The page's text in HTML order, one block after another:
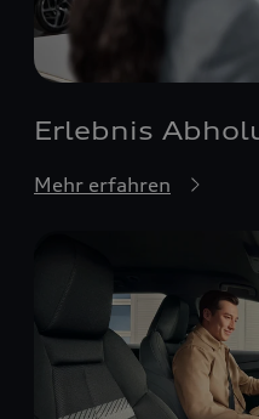
Erlebnis
Mehr erfahren